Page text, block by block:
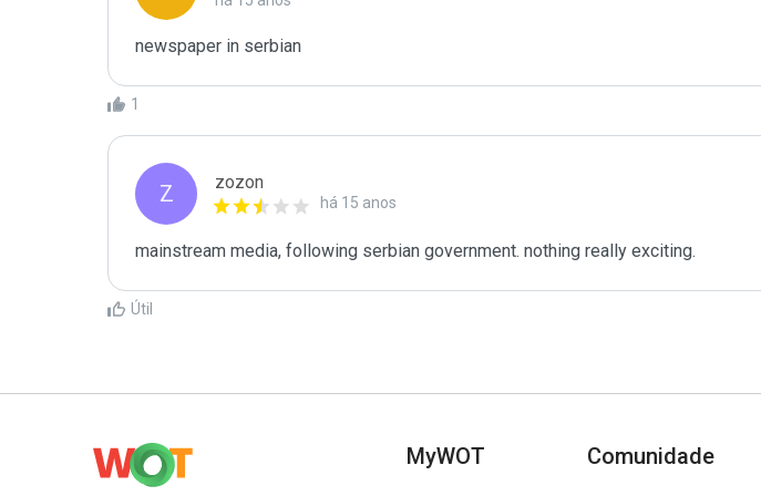
newspaper in serbian
1
Z zozon
há 15 anos
mainstream media, following serbian government. nothing really exciting.
Útil
MyWOT Comunidade